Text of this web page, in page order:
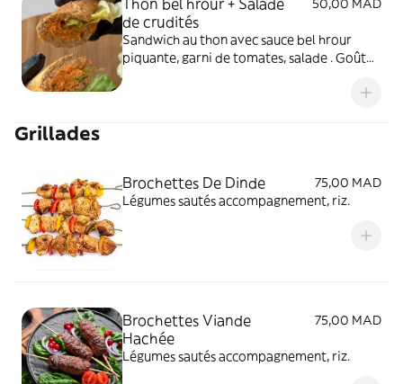
Thon bel hrour + Salade
de crudités
50,00 MAD
Sandwich au thon avec sauce bel hrour
piquante, garni de tomates, salade . Goût
Grillades
Brochettes De Dinde
75,00 MAD
Légumes sautés accompagnement, riz.
Brochettes Viande
Hachée
75,00 MAD
Légumes sautés accompagnement, riz.